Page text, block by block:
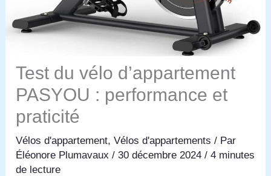
Test du vélo d’appartement
PASYOU : performance et
praticité
Vélos d'appartement,Vélos d'appartements / Par
Éléonore Plumavaux/30 décembre 2024/4 minutes
de lecture